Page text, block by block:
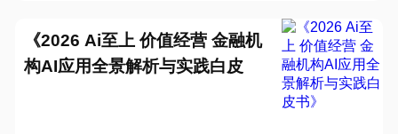
《2026 Ai至上 价值经营 金融机
构AI应用全景解析与实践白皮